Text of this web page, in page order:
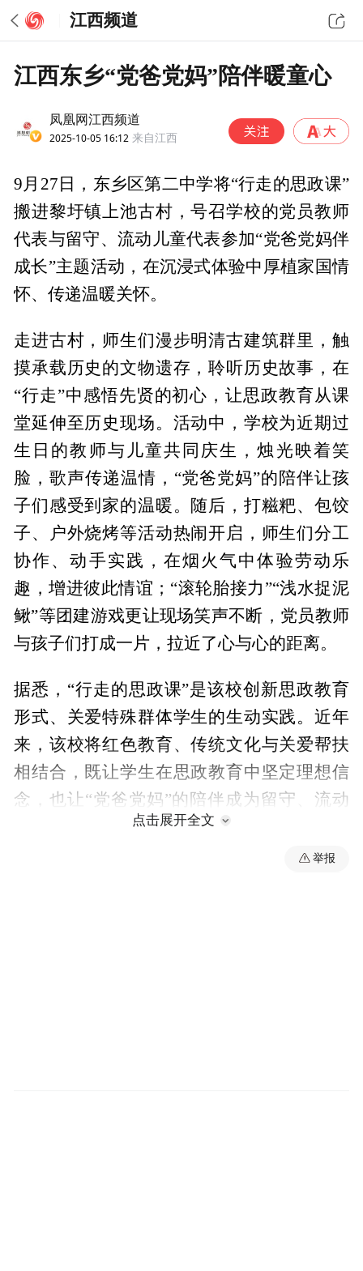
江西频道
江西东乡“党爸党妈”陪伴暖童心
凤凰网江西频道
2025-10-05 16:12 来自江西
9月27日，东乡区第二中学将“行走的思政课”
搬进黎圩镇上池古村，号召学校的党员教师
代表与留守、流动儿童代表参加“党爸党妈伴
成长”主题活动，在沉浸式体验中厚植家国情
怀、传递温暖关怀。
走进古村，师生们漫步明清古建筑群里，触
摸承载历史的文物遗存，聆听历史故事，在
“行走”中感悟先贤的初心，让思政教育从课
堂延伸至历史现场。活动中，学校为近期过
生日的教师与儿童共同庆生，烛光映着笑
脸，歌声传递温情，“党爸党妈”的陪伴让孩
子们感受到家的温暖。随后，打糍粑、包饺
子、户外烧烤等活动热闹开启，师生们分工
协作、动手实践，在烟火气中体验劳动乐
趣，增进彼此情谊；“滚轮胎接力”“浅水捉泥
鳅”等团建游戏更让现场笑声不断，党员教师
与孩子们打成一片，拉近了心与心的距离。
据悉，“行走的思政课”是该校创新思政教育
形式、关爱特殊群体学生的生动实践。近年
来，该校将红色教育、传统文化与关爱帮扶
相结合，既让学生在思政教育中坚定理想信
念，也让“党爸党妈”的陪伴成为留守、流动
儿童成长路上的温暖支撑，为学校思政教育
创新与未成年人关爱工作打下了坚实基础。
点击展开全文
举报